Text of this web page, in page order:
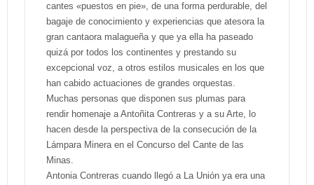
cantes «puestos en pie», de una forma perdurable, del
bagaje de conocimiento y experiencias que atesora la
gran cantaora malagueña y que ya ella ha paseado
quizá por todos los continentes y prestando su
excepcional voz, a otros estilos musicales en los que
han cabido actuaciones de grandes orquestas.
Muchas personas que disponen sus plumas para
rendir homenaje a Antoñita Contreras y a su Arte, lo
hacen desde la perspectiva de la consecución de la
Lámpara Minera en el Concurso del Cante de las
Minas.
Antonia Contreras cuando llegó a La Unión ya era una